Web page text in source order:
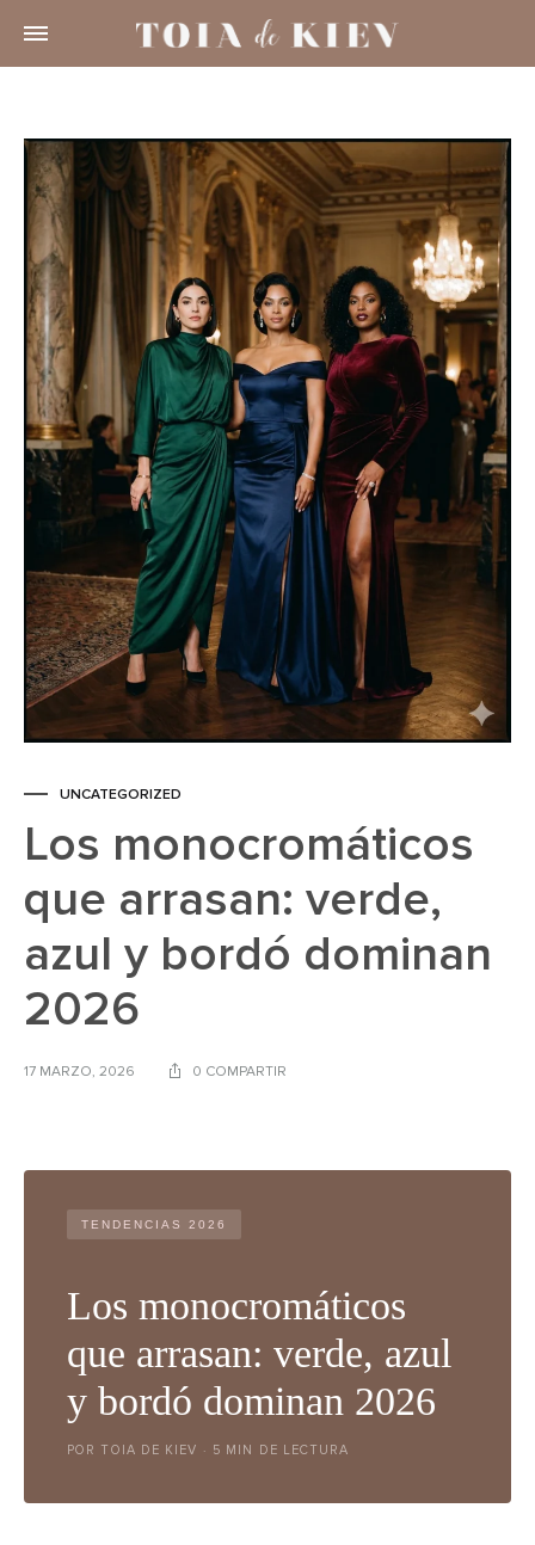
UNCATEGORIZED
Los monocromáticos
que arrasan: verde,
azul y bordó dominan
2026
17 MARZO, 2026 0 COMPARTIR
TENDENCIAS 2026
Los monocromáticos
que arrasan: verde, azul
y bordó dominan 2026
POR TOIA DE KIEV · 5 MIN DE LECTURA